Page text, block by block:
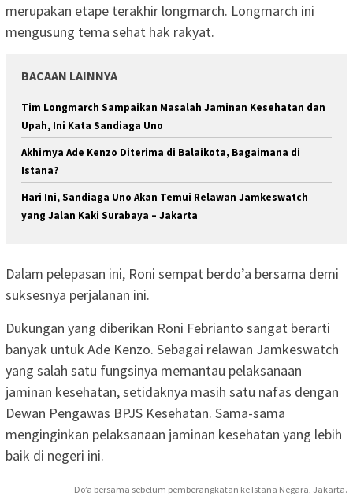
merupakan etape terakhir longmarch. Longmarch ini
mengusung tema sehat hak rakyat.
BACAAN LAINNYA
Tim Longmarch Sampaikan Masalah Jaminan Kesehatan dan
Upah, Ini Kata Sandiaga Uno
Akhirnya Ade Kenzo Diterima di Balaikota, Bagaimana di
Istana?
Hari Ini, Sandiaga Uno Akan Temui Relawan Jamkeswatch
yang Jalan Kaki Surabaya – Jakarta
Dalam pelepasan ini, Roni sempat berdo’a bersama demi
suksesnya perjalanan ini.
Dukungan yang diberikan Roni Febrianto sangat berarti
banyak untuk Ade Kenzo. Sebagai relawan Jamkeswatch
yang salah satu fungsinya memantau pelaksanaan
jaminan kesehatan, setidaknya masih satu nafas dengan
Dewan Pengawas BPJS Kesehatan. Sama-sama
menginginkan pelaksanaan jaminan kesehatan yang lebih
baik di negeri ini.
Do’a bersama sebelum pemberangkatan ke Istana Negara, Jakarta.